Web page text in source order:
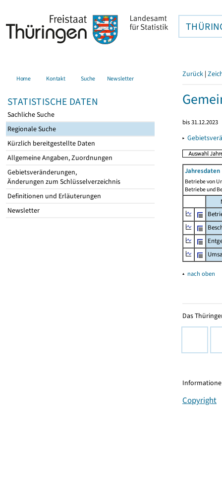
Home Kontakt Suche Newsletter
STATISTISCHE DATEN
Sachliche Suche
Regionale Suche
Kürzlich bereitgestellte Daten
Allgemeine Angaben, Zuordnungen
Gebietsveränderungen,
Änderungen zum Schlüsselverzeichnis
Definitionen und Erläuterungen
Newsletter
Zurück |
bis 31.12.2023
▸
Jahresdaten
Betriebe von
Betriebe und
▴ nach oben
Das
Copyright